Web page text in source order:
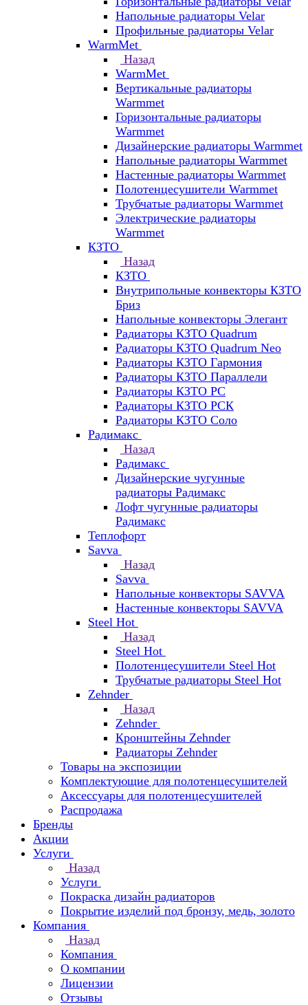
Напольные радиаторы Velar
Профильные радиаторы Velar
WarmMet
Назад
WarmMet
Вертикальные радиаторы
Warmmet
Горизонтальные радиаторы
Warmmet
Дизайнерские радиаторы Warmmet
Напольные радиаторы Warmmet
Настенные радиаторы Warmmet
Полотенцесушители Warmmet
Трубчатые радиаторы Warmmet
Электрические радиаторы
Warmmet
КЗТО
Назад
КЗТО
Внутрипольные конвекторы КЗТО
Бриз
Напольные конвекторы Элегант
Радиаторы КЗТО Quadrum
Радиаторы КЗТО Quadrum Neo
Радиаторы КЗТО Гармония
Радиаторы КЗТО Параллели
Радиаторы КЗТО РС
Радиаторы КЗТО РСК
Радиаторы КЗТО Соло
Радимакс
Назад
Радимакс
Дизайнерские чугунные
радиаторы Радимакс
Лофт чугунные радиаторы
Радимакс
Теплофорт
Savva
Назад
Savva
Напольные конвекторы SAVVA
Настенные конвекторы SAVVA
Steel Hot
Назад
Steel Hot
Полотенцесушители Steel Hot
Трубчатые радиаторы Steel Hot
Zehnder
Назад
Zehnder
Кронштейны Zehnder
Радиаторы Zehnder
Товары на экспозиции
Комплектующие для полотенцесушителей
Аксессуары для полотенцесушителей
Распродажа
Бренды
Акции
Услуги
Назад
Услуги
Покраска дизайн радиаторов
Покрытие изделий под бронзу, медь, золото
Компания
Назад
Компания
О компании
Лицензии
Отзывы